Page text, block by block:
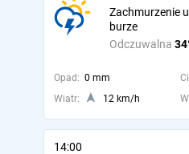
Odczuwalna
Zachmurzenie
burze
Opad: 0 mm
Wiatr:
12 km/h
14:00